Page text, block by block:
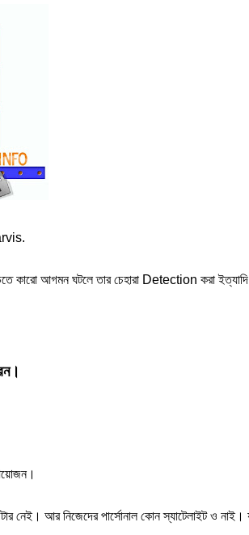
কারো আগমন ঘটলে তার চেহারা Detection করা
নেই। আর নিজেদের পার্সোনাল কোন স্যাটেলাইট ও